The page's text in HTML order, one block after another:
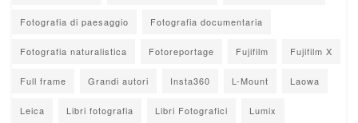
Fotografia di paesaggio Fotografia documentaria
Fotografia naturalistica Fotoreportage Fujifilm Fujifilm X
Full frame Grandi autori Insta360 L-Mount Laowa
Leica Libri fotografia Libri Fotografici Lumix